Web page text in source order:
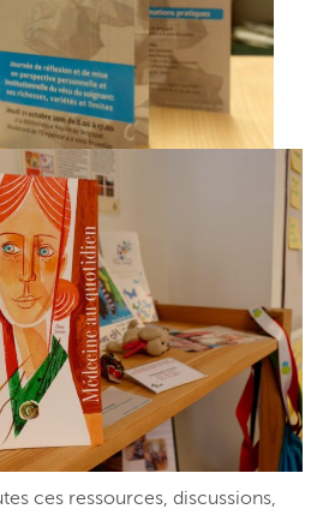
ces ressources, discussions,